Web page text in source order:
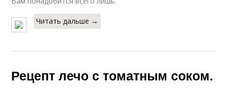
Читать дальше →
Рецепт лечо с томатным соком.